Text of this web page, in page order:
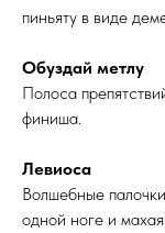
пиньяту в виде
Обуздай метлу
Полоса
финиша.
Левиоса
Волшебные
одной ноге и